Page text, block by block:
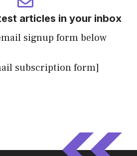
articles in your inbox
signup form below
subscription form]